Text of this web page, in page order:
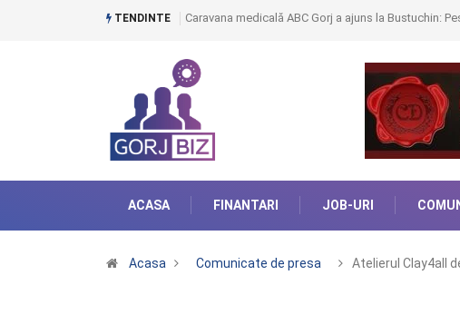
TENDINTE Caravana medicală ABC Gorj a ajuns la Bustuchin:
ACASA FINANTARI JOB-URI
Acasa Comunicate de presa Atelierul Clay4all